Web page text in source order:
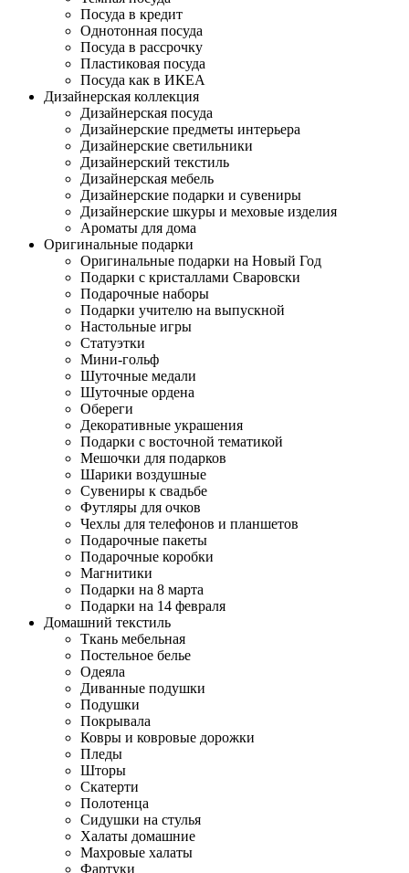
Посуда в кредит
Однотонная посуда
Посуда в рассрочку
Пластиковая посуда
Посуда как в ИКЕА
Дизайнерская коллекция
Дизайнерская посуда
Дизайнерские предметы интерьера
Дизайнерские светильники
Дизайнерский текстиль
Дизайнерская мебель
Дизайнерские подарки и сувениры
Дизайнерские шкуры и меховые изделия
Ароматы для дома
Оригинальные подарки
Оригинальные подарки на Новый Год
Подарки с кристаллами Сваровски
Подарочные наборы
Подарки учителю на выпускной
Настольные игры
Статуэтки
Мини-гольф
Шуточные медали
Шуточные ордена
Обереги
Декоративные украшения
Подарки с восточной тематикой
Мешочки для подарков
Шарики воздушные
Сувениры к свадьбе
Футляры для очков
Чехлы для телефонов и планшетов
Подарочные пакеты
Подарочные коробки
Магнитики
Подарки на 8 марта
Подарки на 14 февраля
Домашний текстиль
Ткань мебельная
Постельное белье
Одеяла
Диванные подушки
Подушки
Покрывала
Ковры и ковровые дорожки
Пледы
Шторы
Скатерти
Полотенца
Сидушки на стулья
Халаты домашние
Махровые халаты
Фартуки